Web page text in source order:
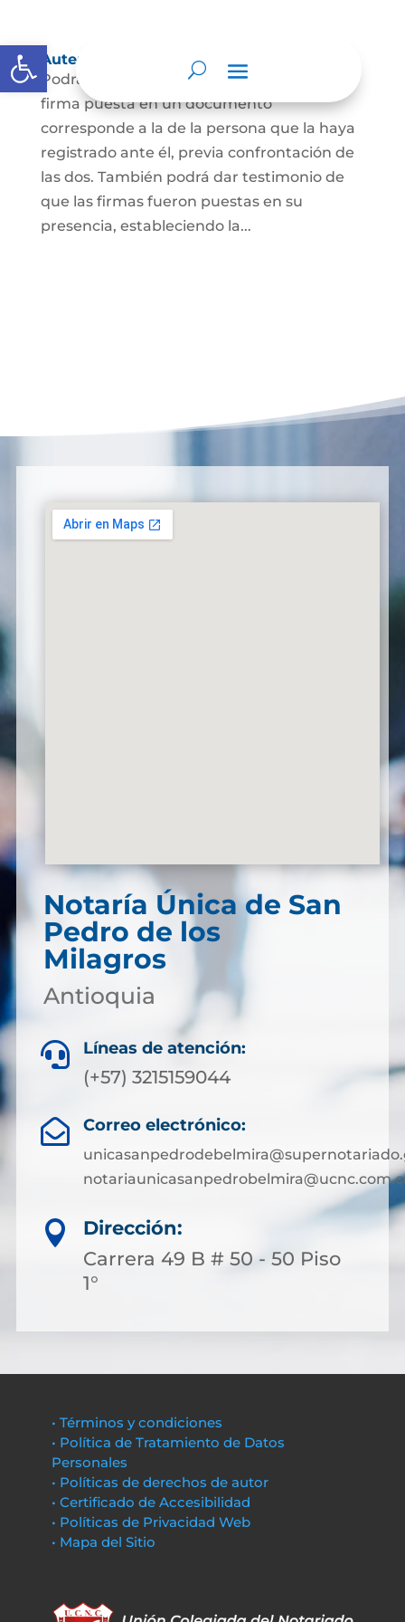
Abrir barra de herramientas
Autenticación de Firma
Podrá dar testimonio escrito de que la
firma puesta en un documento
corresponde a la de la persona que la haya
registrado ante él, previa confrontación de
las dos. También podrá dar testimonio de
que las firmas fueron puestas en su
presencia, estableciendo la...
Notaría Única de San
Pedro de los
Milagros
Antioquia
 Líneas de atención:
(+57) 3215159044
 Correo electrónico:

Dirección:
Carrera 49 B # 50 - 50 Piso
1°
• Términos y condiciones
• Política de Tratamiento de Datos
Personales
• Políticas de derechos de autor
• Certificado de Accesibilidad
• Políticas de Privacidad Web
• Mapa del Sitio